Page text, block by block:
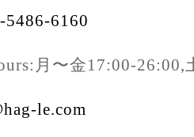
5486-6160
月〜金17:00-26:00,
le.com